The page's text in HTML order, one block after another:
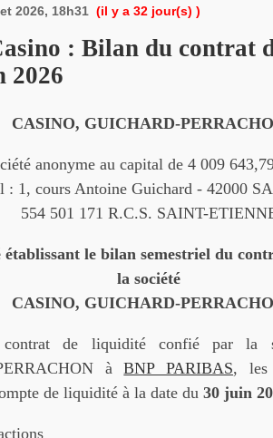
2026, 18h31 (il y a 32 jour(s) )
: Bilan du contrat
2026
CASINO, GUICHARD-
anonyme au capital de 4 009
: 1, cours Antoine Guichard - 42000
554 501 171 R.C.S. SAINT-
établissant le bilan semestriel du
la société
CASINO, GUICHARD-
de liquidité confié par la
àBNP PARIBAS, les
de liquidité à la date du 30 juin